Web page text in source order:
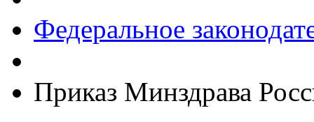
Федеральное
Приказ Минздрава